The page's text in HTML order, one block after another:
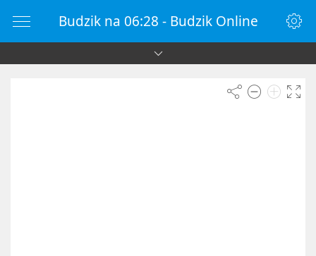
Budzik na 06:28 - Budzik Online